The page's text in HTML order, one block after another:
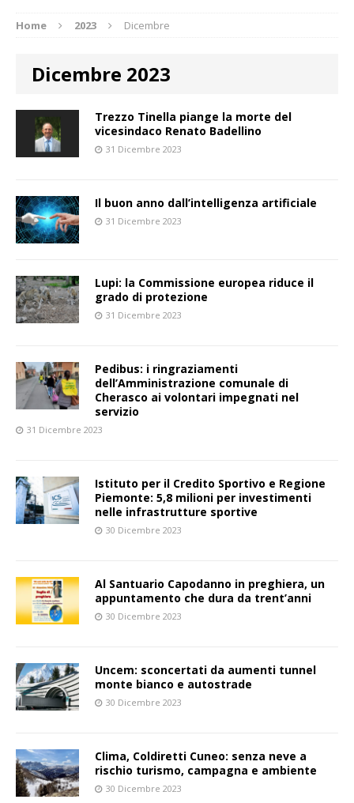
Home 2023 Dicembre
Dicembre 2023
Trezzo Tinella piange la morte del
vicesindaco Renato Badellino
31 Dicembre 2023
Il buon anno dall’intelligenza artificiale
31 Dicembre 2023
Lupi: la Commissione europea riduce il
grado di protezione
31 Dicembre 2023
Pedibus: i ringraziamenti
dell’Amministrazione comunale di
Cherasco ai volontari impegnati nel
servizio
31 Dicembre 2023
Istituto per il Credito Sportivo e Regione
Piemonte: 5,8 milioni per investimenti
nelle infrastrutture sportive
30 Dicembre 2023
Al Santuario Capodanno in preghiera, un
appuntamento che dura da trent’anni
30 Dicembre 2023
Uncem: sconcertati da aumenti tunnel
monte bianco e autostrade
30 Dicembre 2023
Clima, Coldiretti Cuneo: senza neve a
rischio turismo, campagna e ambiente
30 Dicembre 2023